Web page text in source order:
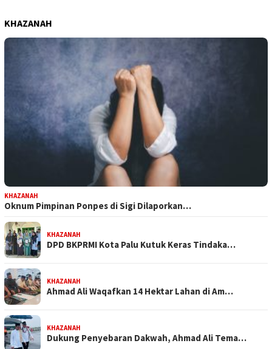
KHAZANAH
KHAZANAH
Oknum Pimpinan Ponpes di Sigi Dilaporkan…
KHAZANAH
DPD BKPRMI Kota Palu Kutuk Keras Tindaka…
KHAZANAH
Ahmad Ali Waqafkan 14 Hektar Lahan di Am…
KHAZANAH
Dukung Penyebaran Dakwah, Ahmad Ali Tema…